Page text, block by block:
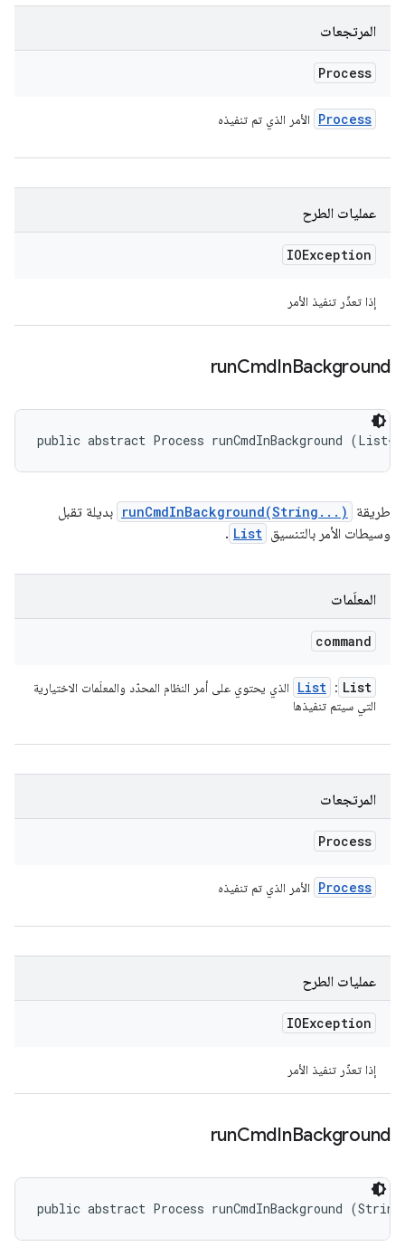
المرتجعات
Process
Process الأمر الذي تم تنفيذه
عمليات الطرح
IOException
إذا تعذّر تنفيذ الأمر
runCmdInBackground
public abstract Process runCmdInBackground
طريقة runCmdInBackground(String...) بديلة تقبل
وسيطات الأمر بالتنسيق List
.
المعلَمات
command
List
:
List
الذي يحتوي على أمر النظام المحدّد والمعلَمات الاختيارية
التي سيتم تنفيذها
المرتجعات
Process
Process الأمر الذي تم تنفيذه
عمليات الطرح
IOException
إذا تعذّر تنفيذ الأمر
runCmdInBackground
public abstract Process runCmdInBackground